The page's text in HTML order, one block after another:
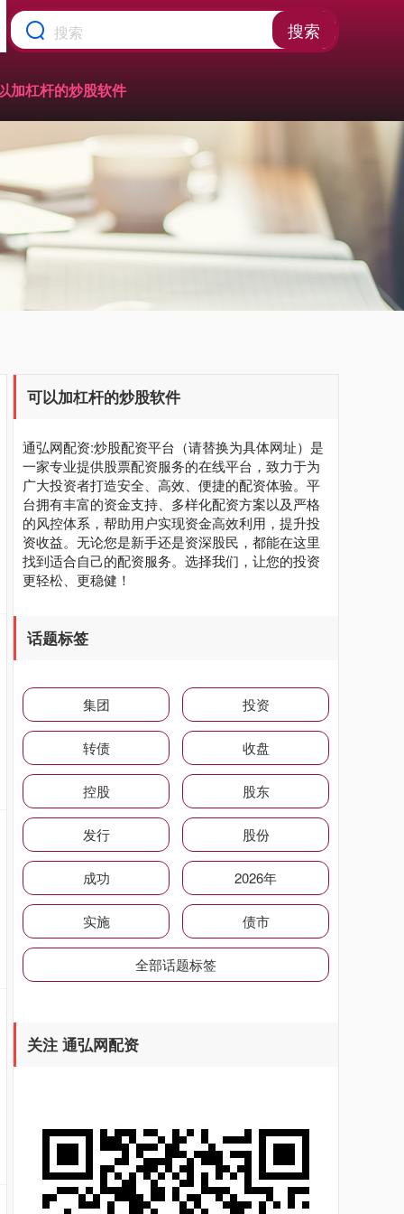
搜索
加杠杆的炒股软件
可以加杠杆的炒股软件
通弘网配资:炒股配资平台（请替换为具体网址）是
一家专业提供股票配资服务的在线平台，致力于为
广大投资者打造安全、高效、便捷的配资体验。平
台拥有丰富的资金支持、多样化配资方案以及严格
的风控体系，帮助用户实现资金高效利用，提升投
资收益。无论您是新手还是资深股民，都能在这里
找到适合自己的配资服务。选择我们，让您的投资
更轻松、更稳健！
话题标签
集团 投资
转债 收盘
控股 股东
发行 股份
成功 2026年
实施 债市
全部话题标签
关注 通弘网配资